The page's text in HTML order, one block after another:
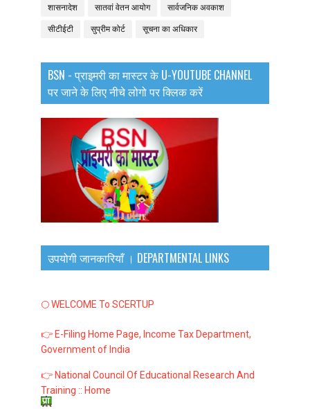
शासनादेश सातवां वेतन आयोग सार्वजनिक अवकाश
सीटीईटी सुप्रीम कोर्ट सूचना का अधिकार
BSN - प्राइमरी का मास्टर के U-YOUTUBE CHANNEL
पर जाने के लिए नीचे लोगो पर क्लिक करें
उपयोगी जानकारियाँ । DEPARTMENTAL LINKS
🌕 WELCOME To SCERTUP
👉 E-Filing Home Page, Income Tax Department,
Government of India
👉 National Council Of Educational Research And
Training :: Home